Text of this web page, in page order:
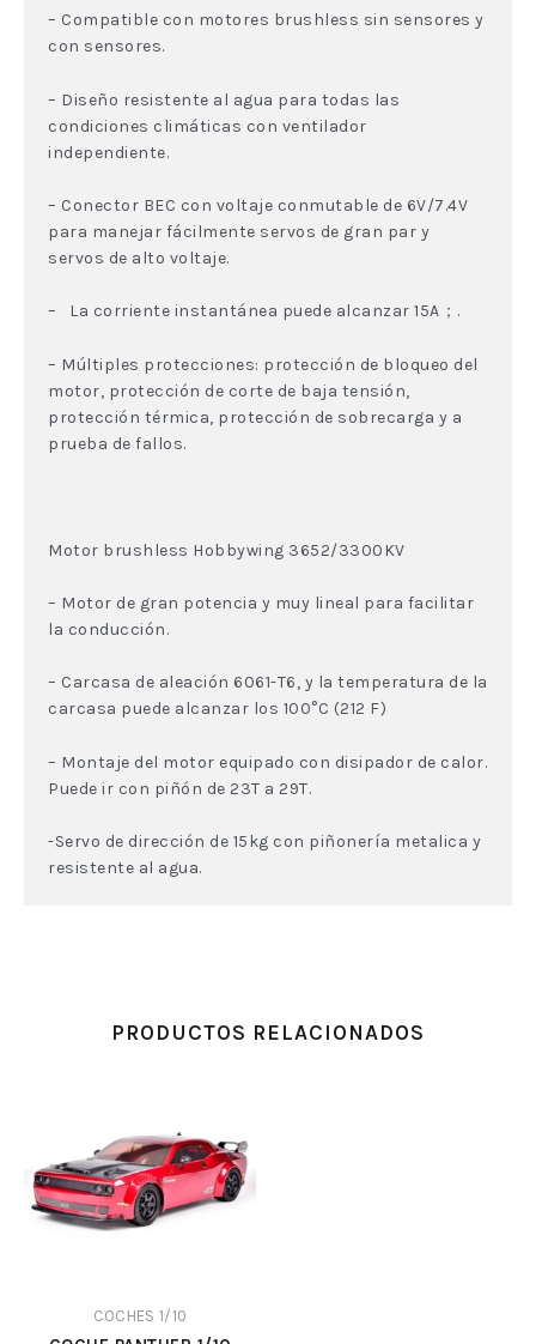
– Compatible con motores brushless sin sensores y
con sensores.
– Diseño resistente al agua para todas las
condiciones climáticas con ventilador
independiente.
– Conector BEC con voltaje conmutable de 6V/7.4V
para manejar fácilmente servos de gran par y
servos de alto voltaje.
– La corriente instantánea puede alcanzar 15A；.
– Múltiples protecciones: protección de bloqueo del
motor, protección de corte de baja tensión,
protección térmica, protección de sobrecarga y a
prueba de fallos.
Motor brushless Hobbywing 3652/3300KV
– Motor de gran potencia y muy lineal para facilitar
la conducción.
– Carcasa de aleación 6061-T6, y la temperatura de la
carcasa puede alcanzar los 100°C (212 F)
– Montaje del motor equipado con disipador de calor.
Puede ir con piñón de 23T a 29T.
-Servo de dirección de 15kg con piñonería metalica y
resistente al agua.
PRODUCTOS RELACIONADOS
COCHES 1/10